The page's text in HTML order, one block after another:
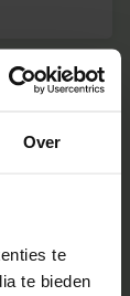
Over
te
te bieden